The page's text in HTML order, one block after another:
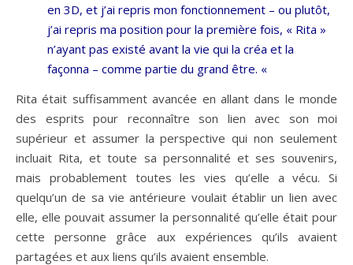
en 3D, et j’ai repris mon fonctionnement – ou plutôt,
j’ai repris ma position pour la première fois, « Rita »
n’ayant pas existé avant la vie qui la créa et la
façonna – comme partie du grand être. «
Rita était suffisamment avancée en allant dans le monde
des esprits pour reconnaître son lien avec son moi
supérieur et assumer la perspective qui non seulement
incluait Rita, et toute sa personnalité et ses souvenirs,
mais probablement toutes les vies qu’elle a vécu. Si
quelqu’un de sa vie antérieure voulait établir un lien avec
elle, elle pouvait assumer la personnalité qu’elle était pour
cette personne grâce aux expériences qu’ils avaient
partagées et aux liens qu’ils avaient ensemble.